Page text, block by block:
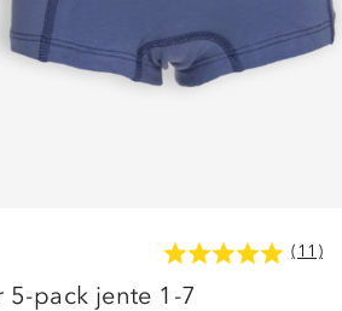
(11)
5-pack jente 1-7